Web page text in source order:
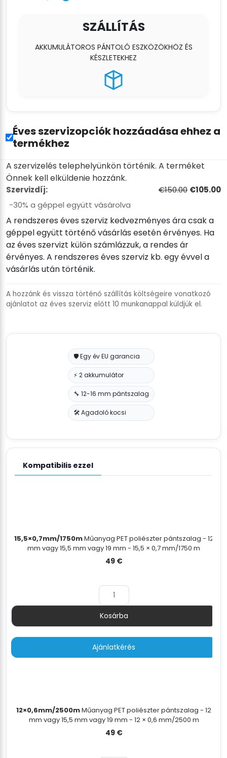
mennyiség
SZÁLLÍTÁS
AKKUMULÁTOROS PÁNTOLÓ ESZKÖZÖKHÖZ ÉS
KÉSZLETEKHEZ
Éves szervizopciók hozzáadása ehhez a
termékhez
A szervizelés telephelyünkön történik. A terméket
Önnek kell elküldenie hozzánk.
Szervizdíj: €150.00 €105.00
−30% a géppel együtt vásárolva
A rendszeres éves szerviz kedvezményes ára csak a
géppel együtt történő vásárlás esetén érvényes. Ha
az éves szervizt külön számlázzuk, a rendes ár
érvényes. A rendszeres éves szerviz kb. egy évvel a
vásárlás után történik.
A hozzánk és vissza történő szállítás költségeire vonatkozó
ajánlatot az éves szerviz előtt 10 munkanappal küldjük el.
🛡️ Egy év EU garancia
⚡ 2 akkumulátor
🔧 12-16 mm pántszalag
🛠️ Agadoló kocsi
Kompatibilis ezzel
15,5×0,7mm/1750mMűanyag PET poliészter pántszalag - 12
mm vagy 15,5 mm vagy 19 mm - 15,5 × 0,7 mm/1750 m
49 €
Mennyiség
Kosárba
Ajánlatkérés
12×0,6mm/2500mMűanyag PET poliészter pántszalag - 12
mm vagy 15,5 mm vagy 19 mm - 12 × 0,6 mm/2500 m
49 €